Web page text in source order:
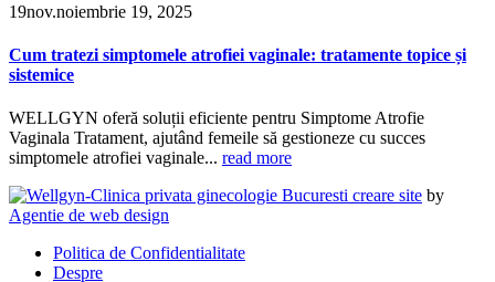
19nov.noiembrie 19, 2025
Cum tratezi simptomele atrofiei vaginale: tratamente topice și
sistemice
WELLGYN oferă soluții eficiente pentru Simptome Atrofie
Vaginala Tratament, ajutând femeile să gestioneze cu succes
simptomele atrofiei vaginale... read more
creare site by
Agentie de web design
Politica de Confidentialitate
Despre